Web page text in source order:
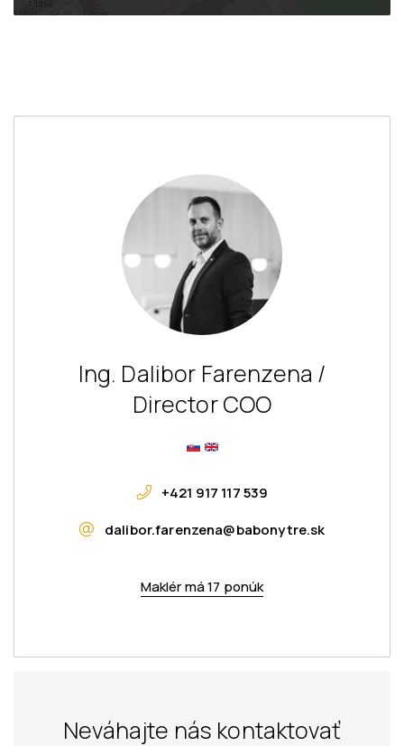
Ing. Dalibor Farenzena /
Director COO
+421 917 117 539
dalibor.farenzena@babonytre.sk
Maklér má 17 ponúk
Neváhajte nás kontaktovať